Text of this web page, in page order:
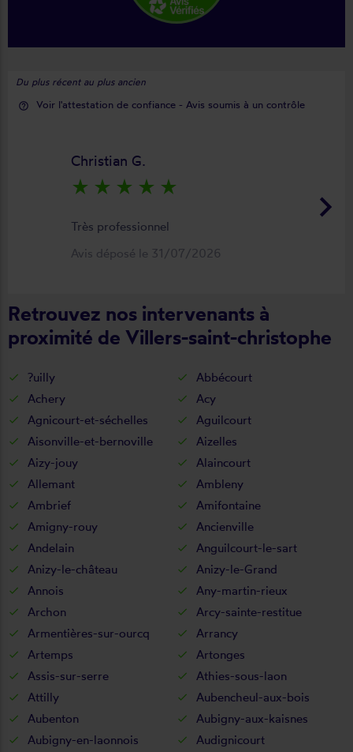
Du plus récent au plus ancien
help_outline Voir l'attestation de confiance - Avis soumis à un contrôle
keyboard_arrow_right
Christian G.
star_rate star_rate star_rate star_rate star_rate
Très professionnel
Avis déposé le 31/07/2026
Retrouvez nos intervenants à
proximité de Villers-saint-christophe
?uilly
Abbécourt
Achery
Acy
Agnicourt-et-séchelles
Aguilcourt
Aisonville-et-bernoville
Aizelles
Aizy-jouy
Alaincourt
Allemant
Ambleny
Ambrief
Amifontaine
Amigny-rouy
Ancienville
Andelain
Anguilcourt-le-sart
Anizy-le-château
Anizy-le-Grand
Annois
Any-martin-rieux
Archon
Arcy-sainte-restitue
Armentières-sur-ourcq
Arrancy
Artemps
Artonges
Assis-sur-serre
Athies-sous-laon
Attilly
Aubencheul-aux-bois
Aubenton
Aubigny-aux-kaisnes
Aubigny-en-laonnois
Audignicourt